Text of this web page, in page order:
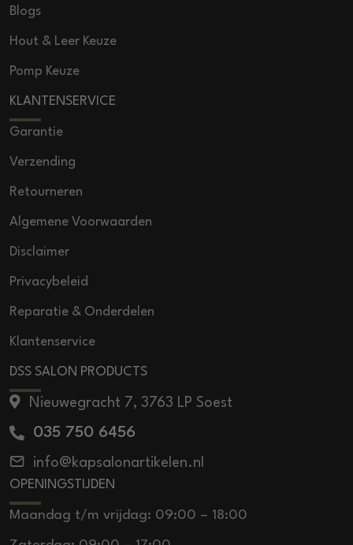
Blogs
Hout & Leer Keuze
Pomp Keuze
KLANTENSERVICE
Garantie
Verzending
Retourneren
Algemene Voorwaarden
Disclaimer
Privacybeleid
Reparatie & Onderdelen
Klantenservice
DSS SALON PRODUCTS
Nieuwegracht 7, 3763 LP Soest
035 750 6456
info@kapsalonartikelen.nl
OPENINGSTIJDEN
Maandag t/m vrijdag: 09:00 – 18:00